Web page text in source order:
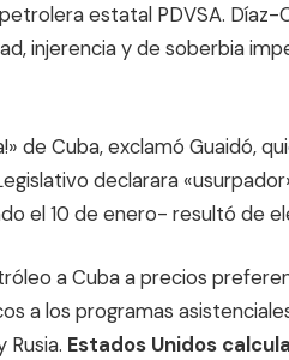
estatal PDVSA. Díaz-
injerencia y de soberbia
de Cuba, exclamó Guaidó,
declarara
el 10 de enero- resultó de
a Cuba a precios
a los programas
Rusia. Estados Unidos